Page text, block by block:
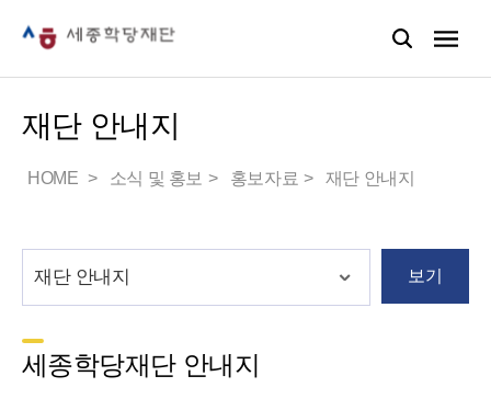
재단 안내지
HOME 소식 및 홍보 홍보자료 재단 안내지
보기
세종학당재단 안내지